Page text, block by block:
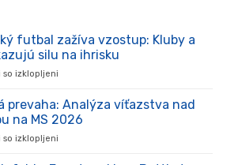
futbal zažíva vzostup: Kluby a
silu na ihrisku
so izklopljeni
futbal
zažíva
prevaha: Analýza víťazstva nad
na MS 2026
so izklopljeni